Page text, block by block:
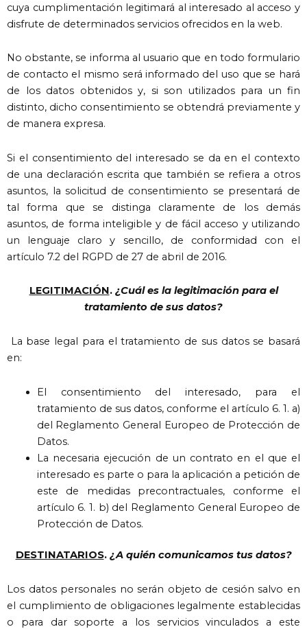
cuya cumplimentación legitimará al interesado al acceso y
disfrute de determinados servicios ofrecidos en la web.
No obstante, se informa al usuario que en todo formulario
de contacto el mismo será informado del uso que se hará
de los datos obtenidos y, si son utilizados para un fin
distinto, dicho consentimiento se obtendrá previamente y
de manera expresa.
Si el consentimiento del interesado se da en el contexto
de una declaración escrita que también se refiera a otros
asuntos, la solicitud de consentimiento se presentará de
tal forma que se distinga claramente de los demás
asuntos, de forma inteligible y de fácil acceso y utilizando
un lenguaje claro y sencillo, de conformidad con el
artículo 7.2 del RGPD de 27 de abril de 2016.
LEGITIMACIÓN. ¿Cuál es la legitimación para el
tratamiento de sus datos?
La base legal para el tratamiento de sus datos se basará
en:
El consentimiento del interesado, para el
tratamiento de sus datos, conforme el artículo 6. 1. a)
del Reglamento General Europeo de Protección de
Datos.
La necesaria ejecución de un contrato en el que el
interesado es parte o para la aplicación a petición de
este de medidas precontractuales, conforme el
artículo 6. 1. b) del Reglamento General Europeo de
Protección de Datos.
DESTINATARIOS. ¿A quién comunicamos tus datos?
Los datos personales no serán objeto de cesión salvo en
el cumplimiento de obligaciones legalmente establecidas
o para dar soporte a los servicios vinculados a este